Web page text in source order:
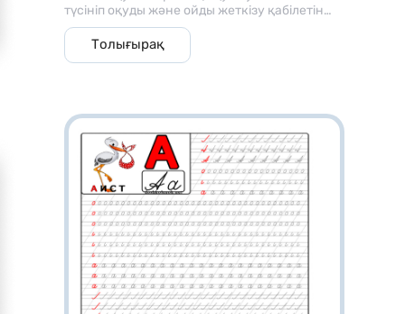
түсініп оқуды және ойды жеткізу қабілетін
дамытуға арналған әдістемелік материал.
Бұл жинақ әр мәтіннен кейін берілген
түсінуге арналған сұрақтармен, оқу және
Толығырақ